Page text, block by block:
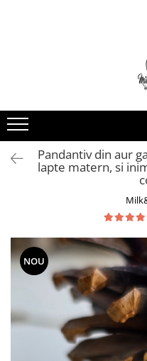
Brățări argint
Brățări șnur
Charm-uri
Cercei
Inele aur
Inele argint
Pandantive
Pandantive aur
Pandantive argint
Vouchere Cadou
Pandantiv din aur
lapte matern, si
NOU